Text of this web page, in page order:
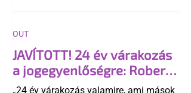
egyértelműen tiltja a házasságuk
elismerését. Közben az ellenzéken belül
is vita robbant ki arról, hogy vissza
kellene-e vonni a kormány konzervatív
alkotmánymódosítását
JAVÍTOTT! 24 év várakozás
a jogegyenlőségre: Robert
Biedroń megindító üzenete
„24 év várakozás valamire, ami mások
OUT